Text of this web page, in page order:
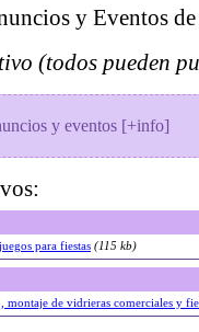
y Eventos de
(todos pueden
y eventos [+info]
para fiestas (115 kb)
montaje de vidrieras comerciales y